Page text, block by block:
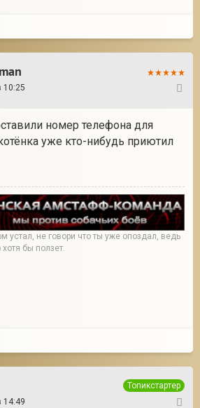
10:25
номер телефона для
уже кто-нибудь приютил
устал, не говори что ты уже опоздал, ведь
бы ползет.
Топикстартер
14:49